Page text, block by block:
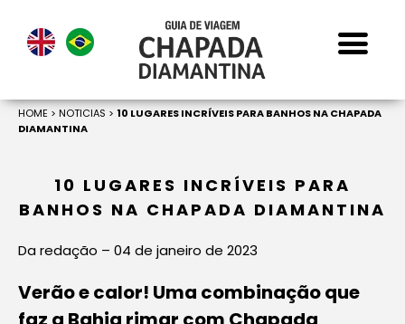
HOME > NOTICIAS > 10 LUGARES INCRÍVEIS PARA BANHOS NA CHAPADA
DIAMANTINA
10 LUGARES INCRÍVEIS PARA
BANHOS NA CHAPADA DIAMANTINA
Da redação – 04 de janeiro de 2023
Verão e calor! Uma combinação que